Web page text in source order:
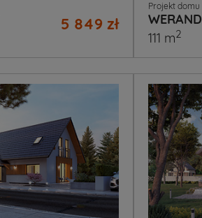
5 849 zł
Projekt domu
111 m2